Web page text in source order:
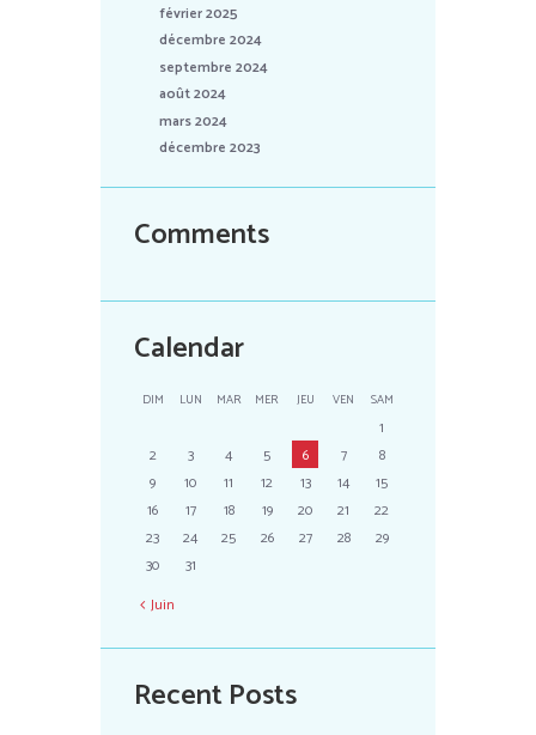
février 2025
décembre 2024
septembre 2024
août 2024
mars 2024
décembre 2023
Comments
Calendar
DIM LUN MAR MER JEU VEN SAM
1
2
3 4 5 6 7
8
9
10 11 12 13 14
15
16
17 18 19 20 21
22
23
24 25 26 27 28
29
30
31
Juin
Recent Posts